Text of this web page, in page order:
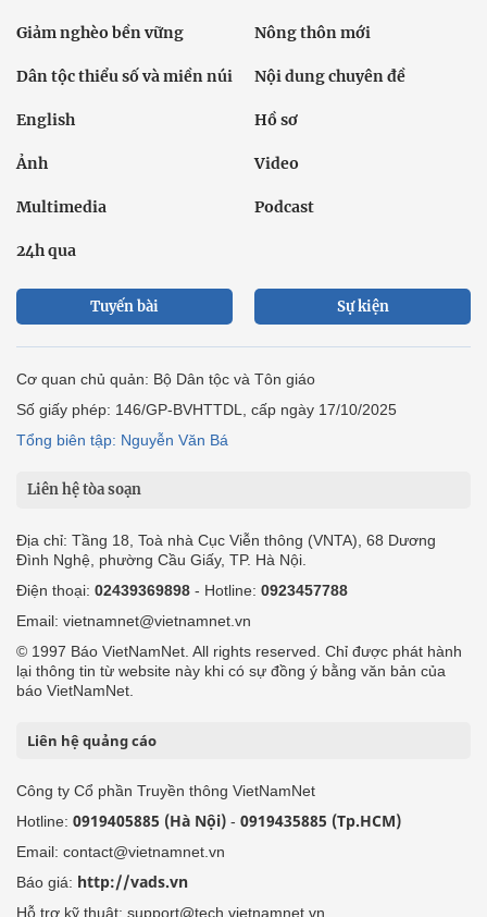
Giảm nghèo bền vững Nông thôn mới
Dân tộc thiểu số và miền núi Nội dung chuyên đề
English Hồ sơ
Ảnh Video
Multimedia Podcast
24h qua
Tuyến bài Sự kiện
Cơ quan chủ quản: Bộ Dân tộc và Tôn giáo
Số giấy phép: 146/GP-BVHTTDL, cấp ngày 17/10/2025
Tổng biên tập: Nguyễn Văn Bá
Liên hệ tòa soạn
Địa chỉ: Tầng 18, Toà nhà Cục Viễn thông (VNTA), 68 Dương
Đình Nghệ, phường Cầu Giấy, TP. Hà Nội.
Điện thoại: 02439369898 - Hotline: 0923457788
Email: vietnamnet@vietnamnet.vn
© 1997 Báo VietNamNet. All rights reserved. Chỉ được phát hành
lại thông tin từ website này khi có sự đồng ý bằng văn bản của
báo VietNamNet.
Liên hệ quảng cáo
Công ty Cổ phần Truyền thông VietNamNet
Hotline: 0919405885 (Hà Nội) - 0919435885 (Tp.HCM)
Email: contact@vietnamnet.vn
Báo giá: http://vads.vn
Hỗ trợ kỹ thuật: support@tech.vietnamnet.vn